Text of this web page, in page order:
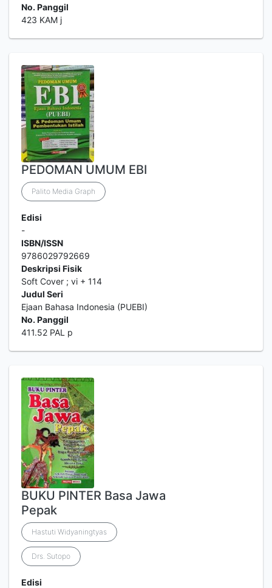
No. Panggil
423 KAM j
PEDOMAN UMUM EBI
Palito Media Graph
Edisi
-
ISBN/ISSN
9786029792669
Deskripsi Fisik
Soft Cover ; vi + 114
Judul Seri
Ejaan Bahasa Indonesia (PUEBI)
No. Panggil
411.52 PAL p
BUKU PINTER Basa Jawa
Pepak
Hastuti Widyaningtyas
Drs. Sutopo
Edisi